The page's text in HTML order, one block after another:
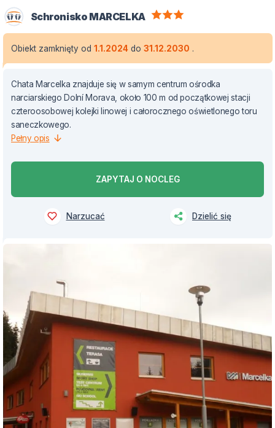
Schronisko MARCELKA
Obiekt zamknięty od 1.1.2024 do 31.12.2030 .
Chata Marcelka znajduje się w samym centrum ośrodka
narciarskiego Dolní Morava, około 100 m od początkowej stacji
czteroosobowej kolejki linowej i całorocznego oświetlonego toru
saneczkowego.
Pełny opis
ZAPYTAJ O NOCLEG
Narzucać Dzielić się